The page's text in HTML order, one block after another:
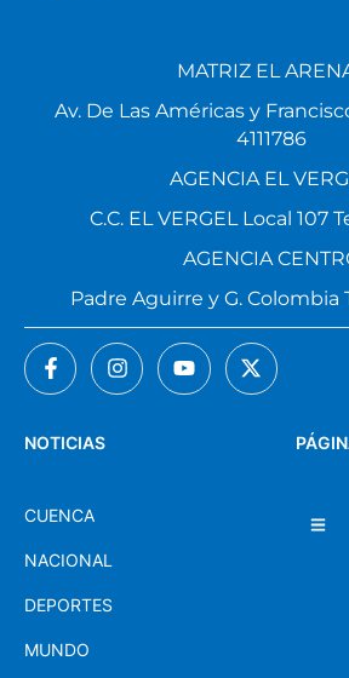
NOTICIAS
CUENCA
NACIONAL
DEPORTES
MUNDO
MATRIZ EL
Av. De Las Américas y
4111786
AGENCIA EL
C.C. EL VERGEL Local 107
AGENCIA
Padre Aguirre y G. Colombia